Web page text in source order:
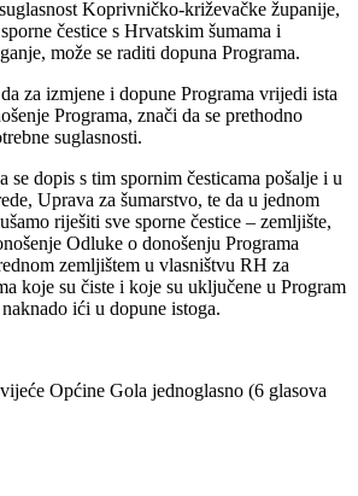
Koprivničko-križevačke županije,
čestice s Hrvatskim šumama i
može se raditi dopuna Programa.
za izmjene i dopune Programa vrijedi ista
Programa, znači da se prethodno
suglasnosti.
se dopis s tim spornim česticama pošalje i u
Uprava za šumarstvo, te da u jednom
riješiti sve sporne čestice – zemljište,
Odluke o donošenju Programa
zemljištem u vlasništvu RH za
koje su čiste i koje su uključene u Program
ići u dopune istoga.
Općine Gola jednoglasno (6 glasova